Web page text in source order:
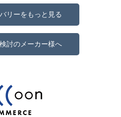
リーをもっと見る
討のメーカー様へ